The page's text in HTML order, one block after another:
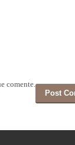
comente.